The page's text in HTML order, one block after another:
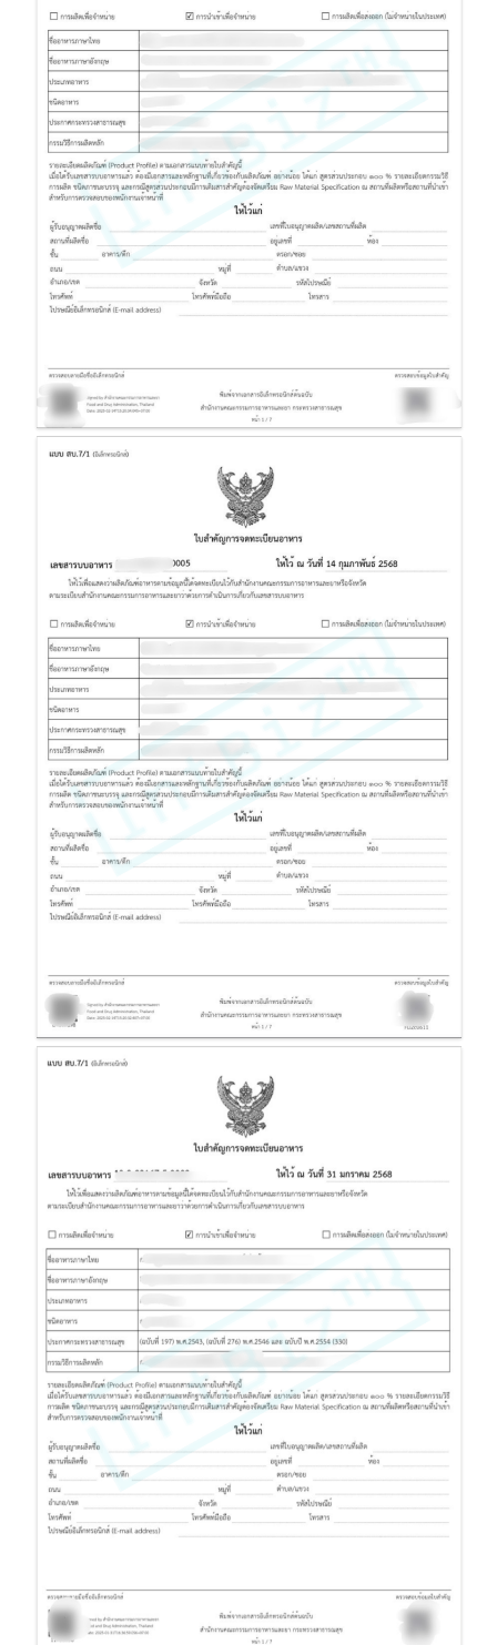
สบ.7 ใบจดทะเบียนอาหารแจ้งรายละเอียด
อาหาร (กรณีไม่ต้องแจ้งสูตร)
แบบ สบ.7 ใบจดทะเบียนอาหาร/แจ้งรายละเอียดอาหาร (กรณีไม่ต้องแจ้งสูตร)
แบบ สบ.8 แบบการแก้ไขรายละเอียดของอาหารที่จดทะเบียนอาหาร/ แจ้งราย